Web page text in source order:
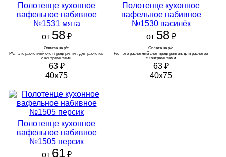
Полотенце кухонное
вафельное набивное
№1531 мята
от 58₽
Оплата на р/с
Р/с - это расчетный счёт предприятия, для расчетов
с контрагентами.
63₽
40х75
Полотенце кухонное
вафельное набивное
№1530 василёк
от 58₽
Оплата на р/с
Р/с - это расчетный счёт предприятия, для расчетов
с контрагентами.
63₽
40х75
Полотенце кухонное
вафельное набивное
№1505 персик
от 61₽